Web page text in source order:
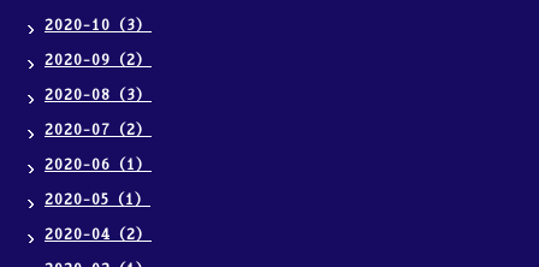
2020-10（3）
2020-09（2）
2020-08（3）
2020-07（2）
2020-06（1）
2020-05（1）
2020-04（2）